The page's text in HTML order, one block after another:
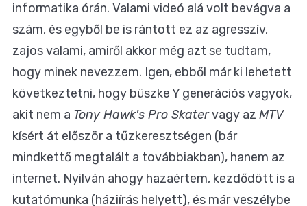
informatika órán. Valami videó alá volt bevágva a
szám, és egyből be is rántott ez az agresszív,
zajos valami, amiről akkor még azt se tudtam,
hogy minek nevezzem. Igen, ebből már ki lehetett
következtetni, hogy büszke Y generációs vagyok,
akit nem a Tony Hawk's Pro Skatervagy az MTV
kísért át először a tűzkeresztségen (bár
mindkettő megtalált a továbbiakban), hanem az
internet. Nyilván ahogy hazaértem, kezdődött is a
kutatómunka (háziírás helyett), és már veszélybe